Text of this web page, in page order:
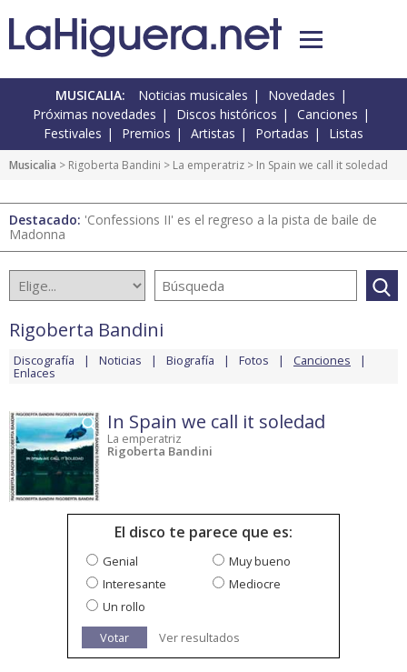
MUSICALIA: Noticias musicales
Novedades
Próximas novedades
Discos históricos
Canciones
Festivales
Premios Artistas Portadas Listas
Musicalia > Rigoberta Bandini > La emperatriz > In Spain we call it soledad
Destacado: 'Confessions II' es el regreso a la pista de baile de
Madonna
Rigoberta Bandini
Discografía Noticias Biografía Fotos Canciones
Enlaces
In Spain we call it soledad
La emperatriz
Rigoberta Bandini
El disco te parece que es:
Genial
Muy bueno
Interesante
Mediocre
Un rollo
Votar
Ver resultados